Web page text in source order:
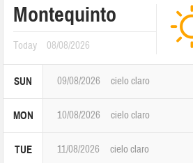
Montequinto
Today 08/08/2026
SUN 09/08/2026 cielo claro
MON 10/08/2026 cielo claro
TUE 11/08/2026 cielo claro